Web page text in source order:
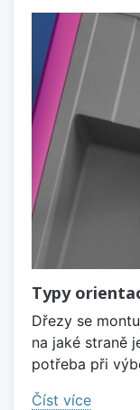
Typy
Dřezy se
na jaké straně
potřeba při
Číst více